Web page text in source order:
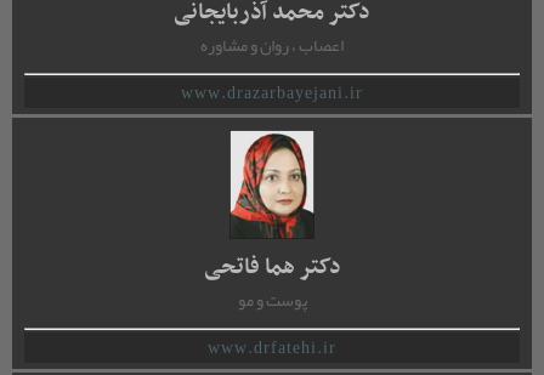
دکتر محمد آذربایجانی
اعصاب ، روان و مشاوره
www.drazarbayejani.ir
دکتر هما فاتحی
پوست و مو
www.drfatehi.ir